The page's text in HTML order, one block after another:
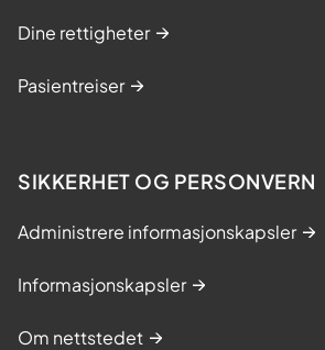
Dine rettigheter
Pasientreiser
SIKKERHET OG PERSONVERN
Administrere informasjonskapsler
Informasjonskapsler
Om nettstedet